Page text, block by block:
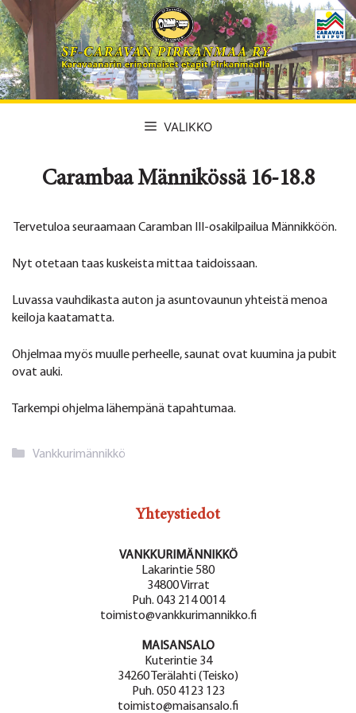
Siirry
sisältöön
VALIKKO
Carambaa Männikössä 16-18.8
Tervetuloa seuraamaan Caramban III-osakilpailua Männikköön.
Nyt otetaan taas kuskeista mittaa taidoissaan.
Luvassa vauhdikasta auton ja asuntovaunun yhteistä menoa
keiloja kaatamatta.
Ohjelmaa myös muulle perheelle, saunat ovat kuumina ja pubit
ovat auki.
Tarkempi ohjelma lähempänä tapahtumaa.
Kategoriat
Vankkurimännikkö
Yhteystiedot
VANKKURIMÄNNIKKÖ
Lakarintie 580
34800 Virrat
Puh. 043 214 0014
toimisto@vankkurimannikko.fi
MAISANSALO
Kuterintie 34
34260 Terälahti (Teisko)
Puh. 050 4123 123
toimisto@maisansalo.fi